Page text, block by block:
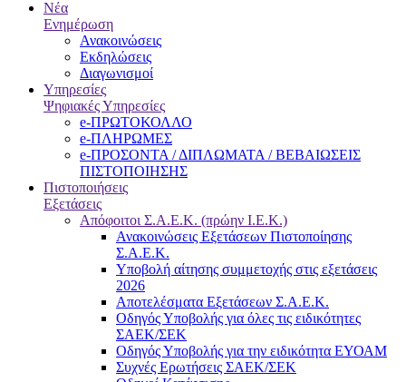
Νέα
Ενημέρωση
Ανακοινώσεις
Εκδηλώσεις
Διαγωνισμοί
Υπηρεσίες
Ψηφιακές Υπηρεσίες
e-ΠΡΩΤΟΚΟΛΛΟ
e-ΠΛΗΡΩΜΕΣ
e-ΠΡΟΣΟΝΤΑ / ΔΙΠΛΩΜΑΤΑ / ΒΕΒΑΙΩΣΕΙΣ
ΠΙΣΤΟΠΟΙΗΣΗΣ
Πιστοποιήσεις
Εξετάσεις
Απόφοιτοι Σ.Α.Ε.Κ. (πρώην Ι.Ε.Κ.)
Ανακοινώσεις Εξετάσεων Πιστοποίησης
Σ.Α.Ε.Κ.
Υποβολή αίτησης συμμετοχής στις εξετάσεις
2026
Αποτελέσματα Εξετάσεων Σ.Α.Ε.Κ.
Οδηγός Υποβολής για όλες τις ειδικότητες
ΣΑΕΚ/ΣΕΚ
Οδηγός Υποβολής για την ειδικότητα ΕΥΟΑΜ
Συχνές Ερωτήσεις ΣΑΕΚ/ΣΕΚ